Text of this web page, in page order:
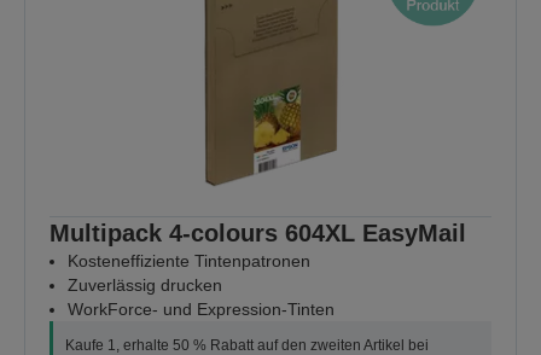
Multipack 4-colours 604XL EasyMail
Kosteneffiziente Tintenpatronen
Zuverlässig drucken
WorkForce- und Expression-Tinten
Kaufe 1, erhalte 50 % Rabatt auf den zweiten Artikel bei